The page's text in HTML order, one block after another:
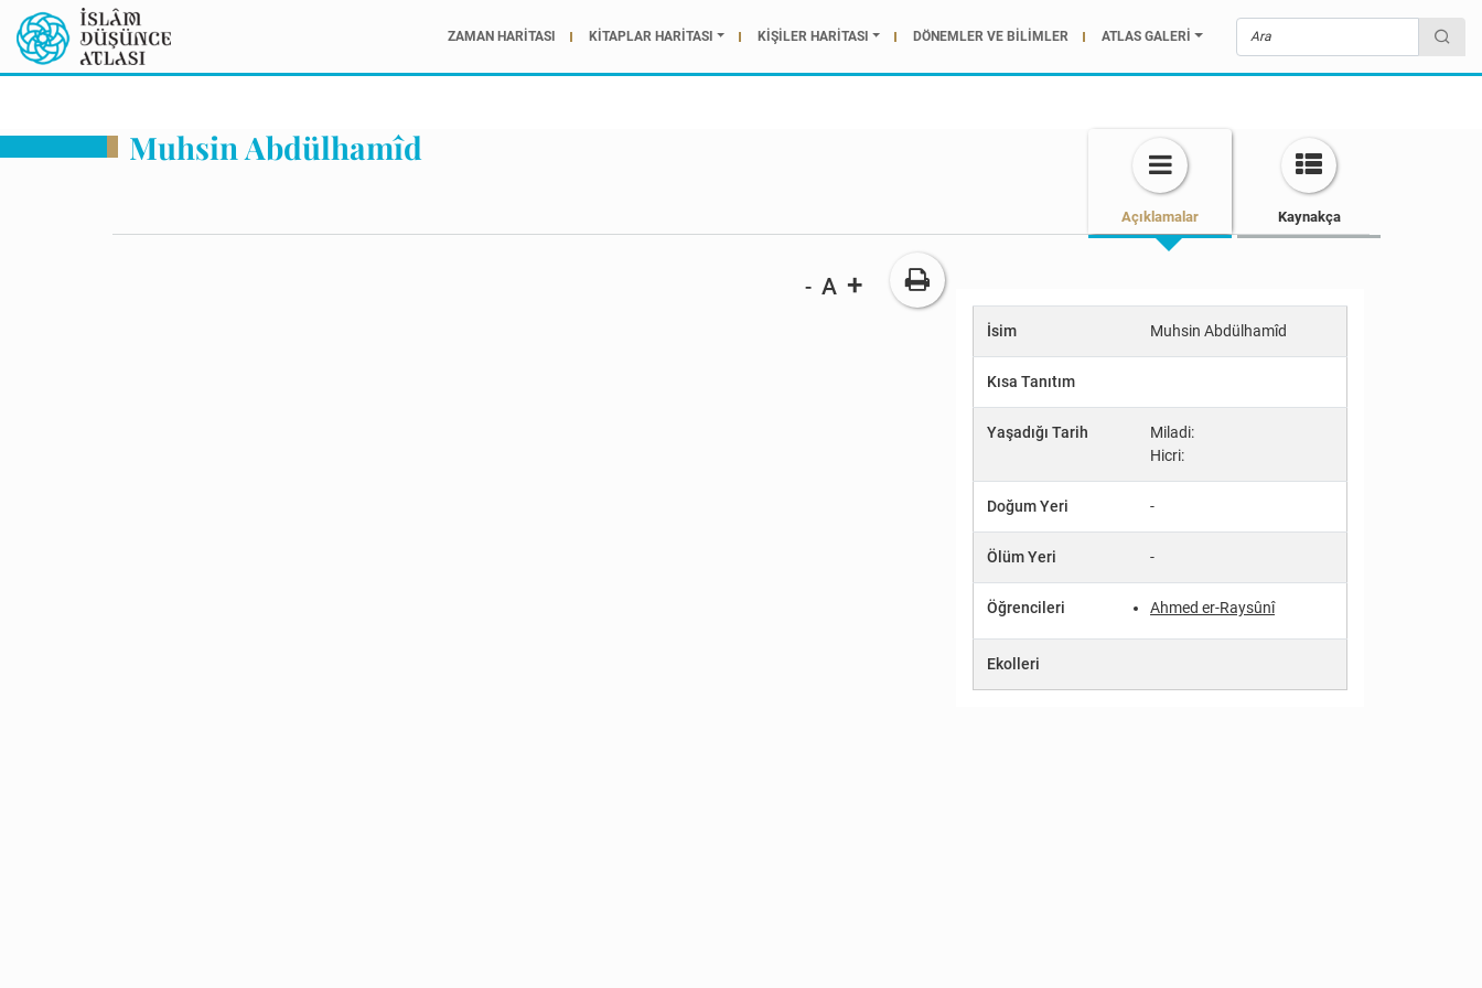
ZAMAN HARİTASI KİTAPLAR HARİTASI KİŞİLER HARİTASI DÖNEMLER VE BİLİMLER ATLAS GALERİ
Muhsin Abdülhamîd
Açıklamalar Kaynakça
- A +
İsim Muhsin Abdülhamîd
Kısa Tanıtım
Yaşadığı Tarih
Miladi:
Hicri:
Doğum Yeri -
Ölüm Yeri -
Öğrencileri Ahmed er-Raysûnî
Ekolleri